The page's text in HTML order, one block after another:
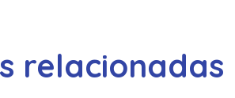
relacionadas